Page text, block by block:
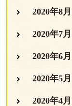
2020年8月
2020年7月
2020年6月
2020年5月
2020年4月